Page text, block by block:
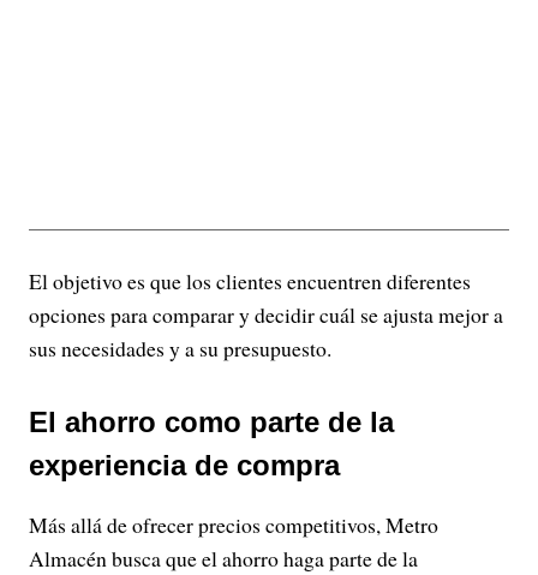
El objetivo es que los clientes encuentren diferentes
opciones para comparar y decidir cuál se ajusta mejor a
sus necesidades y a su presupuesto.
El ahorro como parte de la
experiencia de compra
Más allá de ofrecer precios competitivos, Metro
Almacén busca que el ahorro haga parte de la